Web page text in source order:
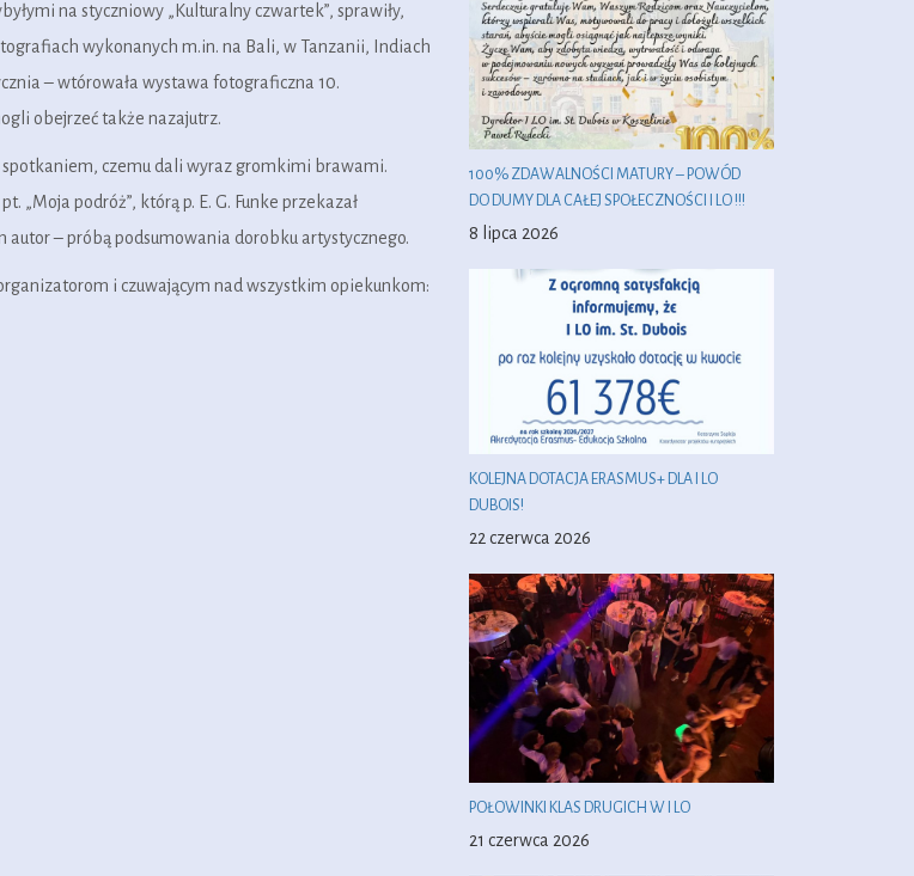
na styczniowy „Kulturalny czwartek”, sprawiły,
wykonanych m.in. na Bali, w Tanzanii, Indiach
– wtórowała wystawa fotograficzna 10.
obejrzeć także nazajutrz.
czemu dali wyraz gromkimi brawami.
„Moja podróż”, którą p. E. G. Funke przekazał
– próbą podsumowania dorobku artystycznego.
i czuwającym nad wszystkim opiekunkom:
100% ZDAWALNOŚCI MATURY – POWÓD
DO DUMY DLA CAŁEJ SPOŁECZNOŚCI I LO !!!
8 lipca 2026
KOLEJNA DOTACJA ERASMUS+ DLA I LO
DUBOIS!
22 czerwca 2026
POŁOWINKI KLAS DRUGICH W I LO
21 czerwca 2026